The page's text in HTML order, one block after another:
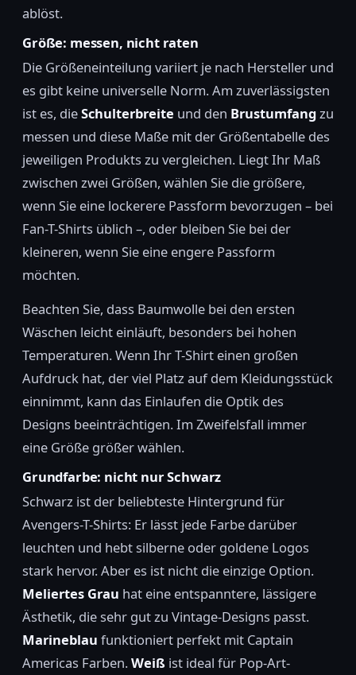
ablöst.
Größe: messen, nicht raten
Die Größeneinteilung variiert je nach Hersteller und
es gibt keine universelle Norm. Am zuverlässigsten
ist es, dieSchulterbreite und den Brustumfangzu
messen und diese Maße mit der Größentabelle des
jeweiligen Produkts zu vergleichen. Liegt Ihr Maß
zwischen zwei Größen, wählen Sie die größere,
wenn Sie eine lockerere Passform bevorzugen – bei
Fan-T-Shirts üblich –, oder bleiben Sie bei der
kleineren, wenn Sie eine engere Passform
möchten.
Beachten Sie, dass Baumwolle bei den ersten
Wäschen leicht einläuft, besonders bei hohen
Temperaturen. Wenn Ihr T-Shirt einen großen
Aufdruck hat, der viel Platz auf dem Kleidungsstück
einnimmt, kann das Einlaufen die Optik des
Designs beeinträchtigen. Im Zweifelsfall immer
eine Größe größer wählen.
Grundfarbe: nicht nur Schwarz
Schwarz ist der beliebteste Hintergrund für
Avengers-T-Shirts: Er lässt jede Farbe darüber
leuchten und hebt silberne oder goldene Logos
stark hervor. Aber es ist nicht die einzige Option.
Meliertes Grau hat eine entspanntere, lässigere
Ästhetik, die sehr gut zu Vintage-Designs passt.
Marineblau funktioniert perfekt mit Captain
Americas Farben.Weiß ist ideal für Pop-Art-